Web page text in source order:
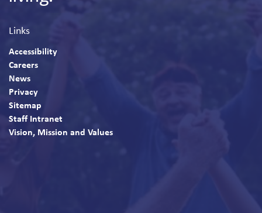
Links
Accessibility
Careers
News
Privacy
Sitemap
Staff Intranet
Vision, Mission and Values